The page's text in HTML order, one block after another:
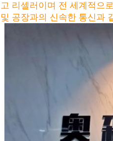
리셀러이며 전 세계적
공장과의 신속한 통신과